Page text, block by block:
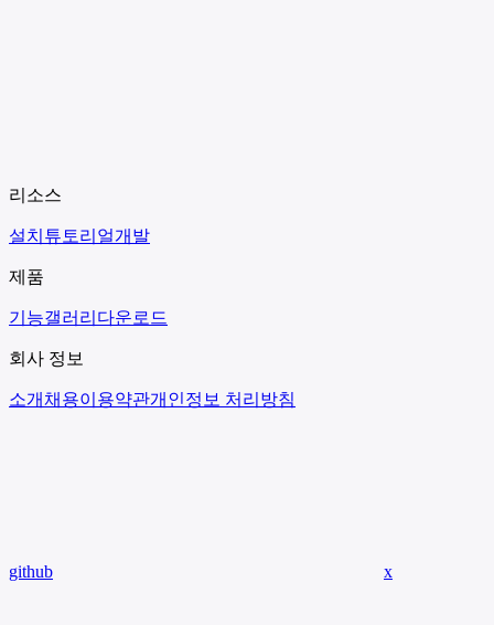
리소스
설치 튜토리얼개발
제품
기능갤러리 다운로드
회사 정보
소개 채용이용약관개인정보 처리방침
github x